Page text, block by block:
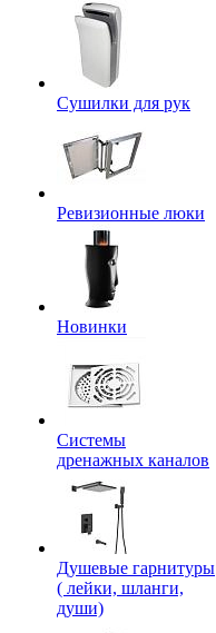
Сушилки для рук
Ревизионные люки
Новинки
Системы
дренажных каналов
Душевые гарнитуры
( лейки, шланги,
души)